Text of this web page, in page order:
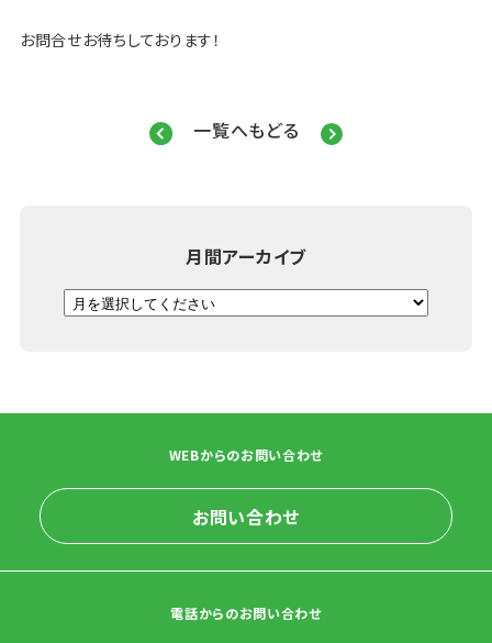
お問合せお待ちしております！
一覧へもどる
月間アーカイブ
WEBからのお問い合わせ
お問い合わせ
電話からのお問い合わせ